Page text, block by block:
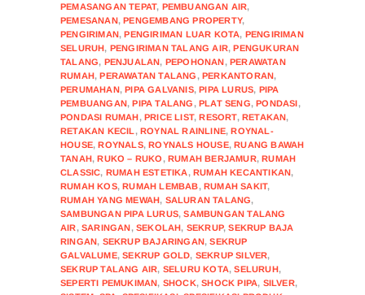
PEMASANGAN TEPAT, PEMBUANGAN AIR,
PEMESANAN,PENGEMBANG PROPERTY,
PENGIRIMAN,PENGIRIMAN LUAR KOTA, PENGIRIMAN
SELURUH, PENGIRIMAN TALANG AIR,PENGUKURAN
TALANG, PENJUALAN, PEPOHONAN,PERAWATAN
RUMAH,PERAWATAN TALANG ,PERKANTORAN,
PERUMAHAN,PIPA GALVANIS,PIPA LURUS, PIPA
PEMBUANGAN,PIPA TALANG ,PLAT SENG,PONDASI,
PONDASI RUMAH,PRICE LIST,RESORT,RETAKAN,
RETAKAN KECIL ,ROYNAL RAINLINE,ROYNAL-
HOUSE,ROYNALS,ROYNALS HOUSE,RUANG BAWAH
TANAH,RUKO – RUKO ,RUMAH BERJAMUR,RUMAH
CLASSIC, RUMAH ESTETIKA,RUMAH KECANTIKAN,
RUMAH KOS,RUMAH LEMBAB,RUMAH SAKIT,
RUMAH YANG MEWAH, SALURAN TALANG,
SAMBUNGAN PIPA LURUS,SAMBUNGAN TALANG
AIR,SARINGAN,SEKOLAH, SEKRUP,SEKRUP BAJA
RINGAN, SEKRUP BAJARINGAN,SEKRUP
GALVALUME,SEKRUP GOLD, SEKRUP SILVER,
SEKRUP TALANG AIR, SELURU KOTA,SELURUH,
SEPERTI PEMUKIMAN, SHOCK,SHOCK PIPA, SILVER,